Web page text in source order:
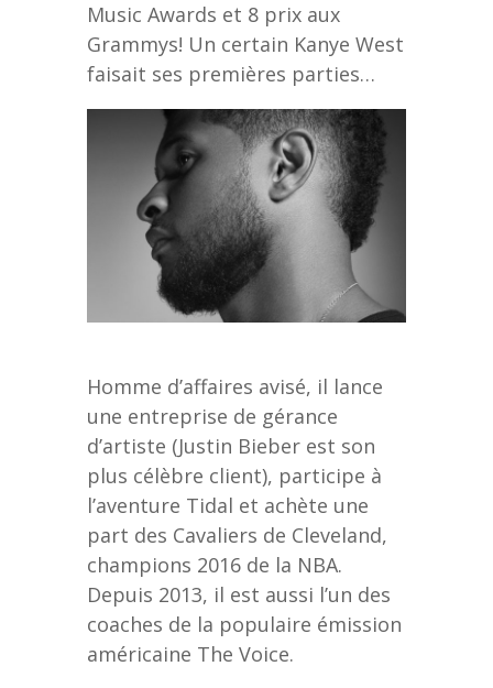
Music Awards et 8 prix aux
Grammys! Un certain Kanye West
faisait ses premières parties…
Homme d’affaires avisé, il lance
une entreprise de gérance
d’artiste (Justin Bieber est son
plus célèbre client), participe à
l’aventure Tidal et achète une
part des Cavaliers de Cleveland,
champions 2016 de la NBA.
Depuis 2013, il est aussi l’un des
coaches de la populaire émission
américaine The Voice.